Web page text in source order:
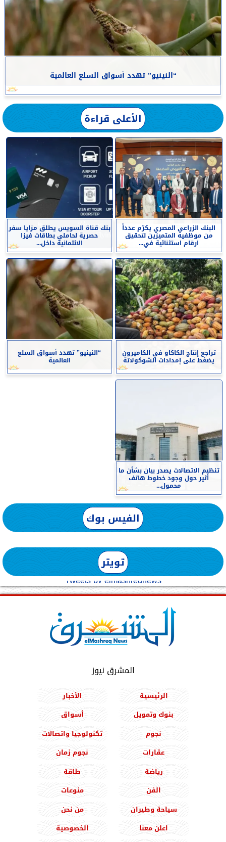
“النينيو” تهدد أسواق السلع العالمية
الأعلى قراءة
البنك الزراعي المصري يكرّم عدداً
من موظفيه المتميزين لتحقيق
ارقام استثنائية في...
بنك قناة السويس يطلق مزايا سفر
حصرية لحاملي بطاقات فيزا
الائتمانية داخل...
تراجع إنتاج الكاكاو في الكاميرون
يضغط على إمدادات الشوكولاتة
“النينيو” تهدد أسواق السلع
العالمية
تنظيم الاتصالات يصدر بيان بشأن ما
أثير حول وجود خطوط هاتف
محمول...
الفيس بوك
تويتر
Tweets by elmashreqnews
المشرق نيوز
الرئيسية
الأخبار
بنوك وتمويل
أسواق
نجوم
تكنولوجيا واتصالات
عقارات
نجوم زمان
رياضة
طاقة
الفن
منوعات
سياحة وطيران
من نحن
اعلن معنا
الخصوصية